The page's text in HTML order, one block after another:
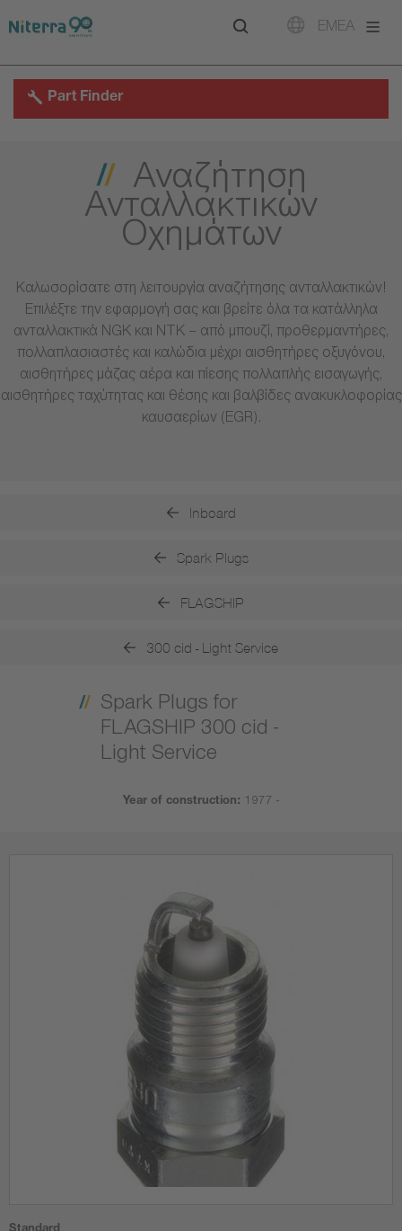
to
to
to
EMEA
Part Finder
Αναζήτηση
Ανταλλακτικών
Οχημάτων
Καλωσορίσατε στη λειτουργία αναζήτησης ανταλλακτικών!
Επιλέξτε την εφαρμογή σας και βρείτε όλα τα κατάλληλα
ανταλλακτικά NGK και NTK – από μπουζί, προθερμαντήρες,
πολλαπλασιαστές και καλώδια μέχρι αισθητήρες οξυγόνου,
αισθητήρες μάζας αέρα και πίεσης πολλαπλής εισαγωγής,
αισθητήρες ταχύτητας και θέσης και βαλβίδες ανακυκλοφορίας
καυσαερίων (EGR).
Inboard
Spark Plugs
FLAGSHIP
300 cid - Light Service
Spark Plugs for
FLAGSHIP 300 cid -
Light Service
Year of construction: 1977 -